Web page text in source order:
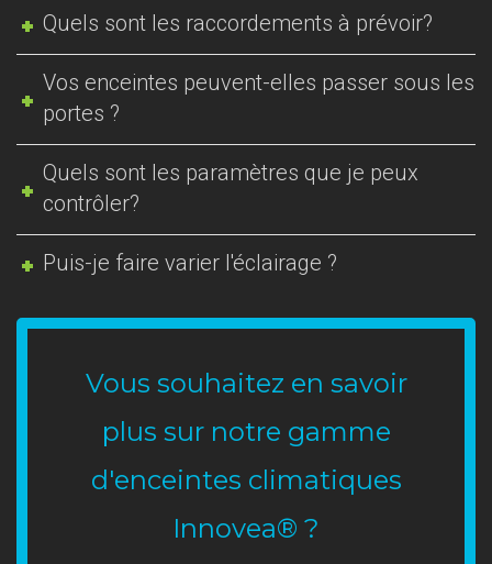
Quels sont les raccordements à prévoir?
Vos enceintes peuvent-elles passer sous les
portes ?
Quels sont les paramètres que je peux
contrôler?
Puis-je faire varier l'éclairage ?
Vous souhaitez en savoir
plus sur notre gamme
d'enceintes climatiques
Innovea® ?